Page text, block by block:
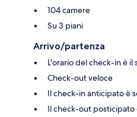
104 camere
Su 3 piani
Arrivo/partenza
L'orario del check-in è
Check-out veloce
Il check-in anticipato è
Il check-out